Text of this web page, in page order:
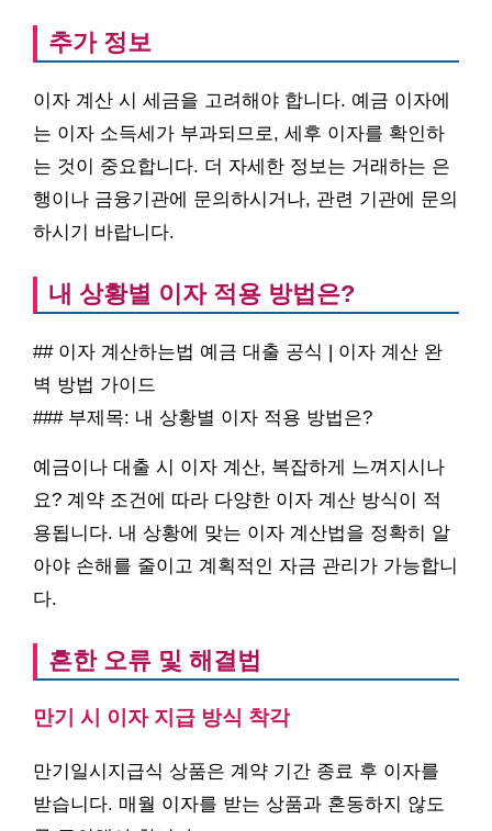
추가 정보
이자 계산 시 세금을 고려해야 합니다. 예금 이자에
는 이자 소득세가 부과되므로, 세후 이자를 확인하
는 것이 중요합니다. 더 자세한 정보는 거래하는 은
행이나 금융기관에 문의하시거나, 관련 기관에 문의
하시기 바랍니다.
내 상황별 이자 적용 방법은?
## 이자 계산하는법 예금 대출 공식 | 이자 계산 완
벽 방법 가이드
### 부제목: 내 상황별 이자 적용 방법은?
예금이나 대출 시 이자 계산, 복잡하게 느껴지시나
요? 계약 조건에 따라 다양한 이자 계산 방식이 적
용됩니다. 내 상황에 맞는 이자 계산법을 정확히 알
아야 손해를 줄이고 계획적인 자금 관리가 가능합니
다.
흔한 오류 및 해결법
만기 시 이자 지급 방식 착각
만기일시지급식 상품은 계약 기간 종료 후 이자를
받습니다. 매월 이자를 받는 상품과 혼동하지 않도